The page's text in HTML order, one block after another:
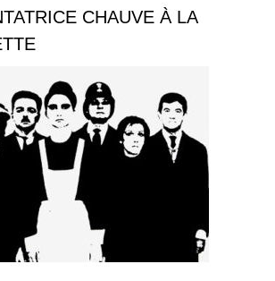
CHAUVE À LA